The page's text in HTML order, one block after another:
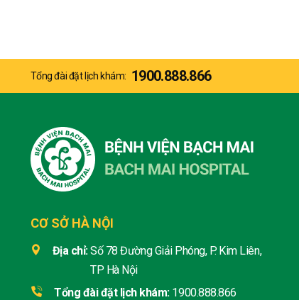
Tổng đài đặt lịch khám: 1900.888.866
CƠ SỞ HÀ NỘI
Địa chỉ:Số 78 Đường Giải Phóng, P. Kim Liên,
TP Hà Nội
Tổng đài đặt lịch khám: 1900.888.866